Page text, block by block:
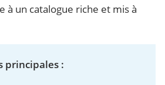
à un catalogue riche et mis à
principales :